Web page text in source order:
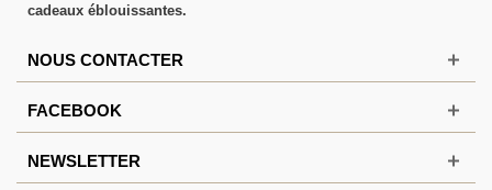
cadeaux éblouissantes.
NOUS CONTACTER
FACEBOOK
NEWSLETTER